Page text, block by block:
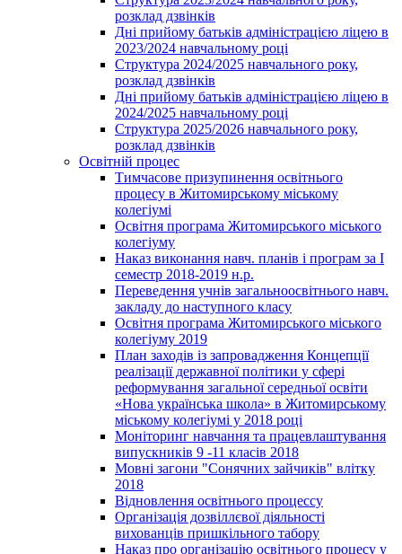
розклад дзвінків
Дні прийому батьків адміністрацією ліцею в
2023/2024 навчальному році
Структура 2024/2025 навчального року,
розклад дзвінків
Дні прийому батьків адміністрацією ліцею в
2024/2025 навчальному році
Структура 2025/2026 навчального року,
розклад дзвінків
Освітній процес
Тимчасове призупинення освітнього
процесу в Житомирському міському
колегіумі
Освітня програма Житомирського міського
колегіуму
Наказ виконання навч. планів і програм за І
семестр 2018-2019 н.р.
Переведення учнів загальноосвітнього навч.
закладу до наступного класу
Освітня програма Житомирського міського
колегіуму 2019
План заходів із запровадження Концепції
реалізації державної політики у сфері
реформування загальної середньої освіти
«Нова українська школа» в Житомирському
міському колегіумі у 2018 році
Моніторинг навчання та працевлаштування
випускників 9 -11 класів 2018
Мовні загони "Сонячних зайчиків" влітку
2018
Відновлення освітнього процессу
Організація дозвіллєвої діяльності
вихованців пришкільного табору
Наказ про організацію освітнього процесу у